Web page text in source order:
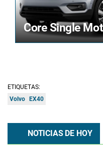
Core Single
ETIQUETAS:
Volvo EX40
NOTICIAS DE HOY